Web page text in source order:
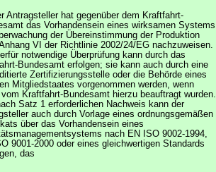
Antragsteller hat gegenüber dem Kraftfahrt-
das Vorhandensein eines wirksamen Systems
der Übereinstimmung der Produktion
VI der Richtlinie 2002/24/EG nachzuweisen.
notwendige Überprüfung kann durch das
Bundesamt erfolgen; sie kann auch durch eine
Zertifizierungsstelle oder die Behörde eines
Mitgliedstaates vorgenommen werden, wenn
Kraftfahrt-Bundesamt hierzu beauftragt wurden.
Satz 1 erforderlichen Nachweis kann der
auch durch Vorlage eines ordnungsgemäßen
über das Vorhandensein eines
nach EN ISO 9002-1994,
9001-2000 oder eines gleichwertigen Standards
das